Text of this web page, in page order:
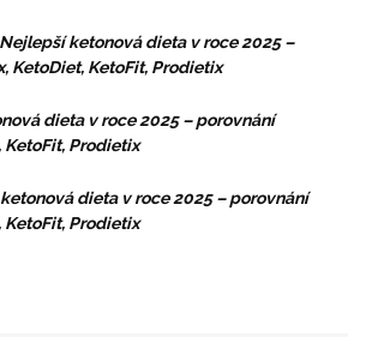
Nejlepší ketonová dieta v roce 2025 –
KetoDiet, KetoFit, Prodietix
dieta v roce 2025 – porovnání
KetoFit, Prodietix
dieta v roce 2025 – porovnání
KetoFit, Prodietix